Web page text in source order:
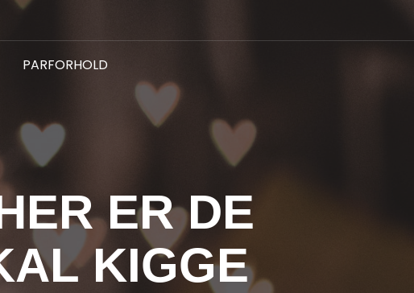
PARFORHOLD
ER DE
KIGGE